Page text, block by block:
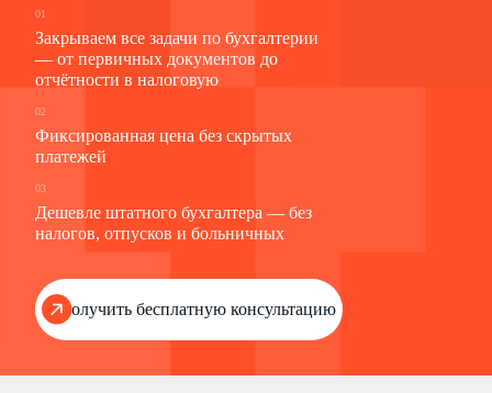
01
Закрываем все задачи по бухгалтерии
— от первичных документов до
отчётности в налоговую
02
Фиксированная цена без скрытых
платежей
03
Дешевле штатного бухгалтера — без
налогов, отпусков и больничных
Получить бесплатную консультацию